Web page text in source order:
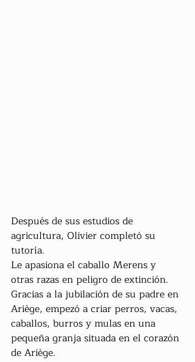
Después de sus estudios de
agricultura, Olivier completó su
tutoría.
Le apasiona el caballo Merens y
otras razas en peligro de extinción.
Gracias a la jubilación de su padre en
Ariège, empezó a criar perros, vacas,
caballos, burros y mulas en una
pequeña granja situada en el corazón
de Ariège.